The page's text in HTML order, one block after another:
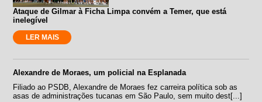
Ataque de Gilmar à Ficha Limpa convém a Temer, que está
inelegível
LER MAIS
Alexandre de Moraes, um policial na Esplanada
Filiado ao PSDB, Alexandre de Moraes fez carreira política sob as
asas de administrações tucanas em São Paulo, sem muito dest[...]